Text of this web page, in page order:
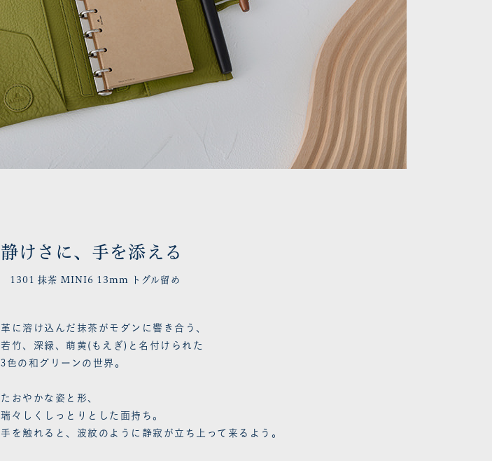
静けさに、手を添える
1301 抹茶 MINI6 13mm トグル留め
革に溶け込んだ抹茶がモダンに響き合う、
若竹、深緑、萌黄(もえぎ)と名付けられた
3色の和グリーンの世界。
たおやかな姿と形、
瑞々しくしっとりとした面持ち。
手を触れると、波紋のように静寂が立ち上って来るよう。